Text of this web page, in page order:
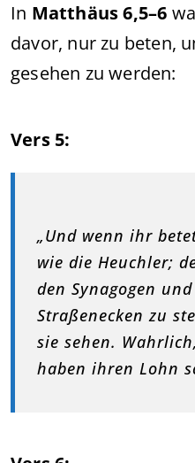
In Matthäus 6,5–6
davor, nur zu beten,
gesehen zu werden:
Vers 5:
„Und wenn ihr
wie die Heuchler;
den Synagogen
Straßenecken zu
sie sehen.
haben ihren Lohn